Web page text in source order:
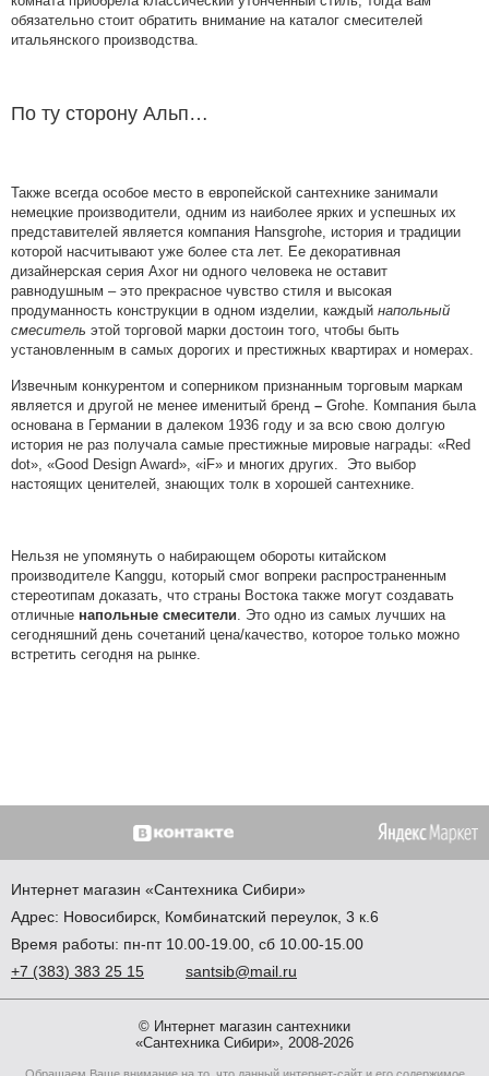
обязательно стоит обратить внимание на каталог смесителей
итальянского производства.
По ту сторону Альп…
Также всегда особое место в европейской сантехнике занимали
немецкие производители, одним из наиболее ярких и успешных их
представителей является компания Hansgrohe, история и традиции
которой насчитывают уже более ста лет. Ее декоративная
дизайнерская серия Axor ни одного человека не оставит
равнодушным – это прекрасное чувство стиля и высокая
продуманность конструкции в одном изделии, каждый напольный
смеситель этой торговой марки достоин того, чтобы быть
установленным в самых дорогих и престижных квартирах и номерах.
Извечным конкурентом и соперником признанным торговым маркам
является и другой не менее именитый бренд – Grohe. Компания была
основана в Германии в далеком 1936 году и за всю свою долгую
история не раз получала самые престижные мировые награды: «Red
dot», «Good Design Award», «iF» и многих других. Это выбор
настоящих ценителей, знающих толк в хорошей сантехнике.
Нельзя не упомянуть о набирающем обороты китайском
производителе Kanggu, который смог вопреки распространенным
стереотипам доказать, что страны Востока также могут создавать
отличные напольные смесители . Это одно из самых лучших на
сегодняшний день сочетаний цена/качество, которое только можно
встретить сегодня на рынке.
Интернет магазин «Сантехника Сибири»
Адрес: Новосибирск Комбинатский переулок, 3 к.6
Время работы: пн-пт 10.00-19.00, сб 10.00-15.00
+7 (383) 383 25 15 santsib@mail.ru
© Интернет магазин сантехники
«Сантехника Сибири», 2008-2026